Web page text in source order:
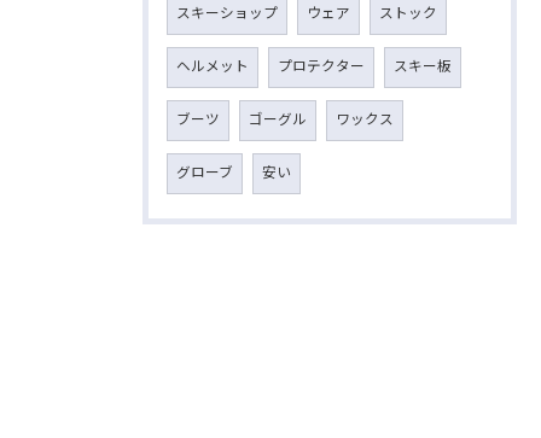
スキーショップ ウェア ストック
ヘルメット プロテクター スキー板
ブーツ ゴーグル ワックス
グローブ 安い